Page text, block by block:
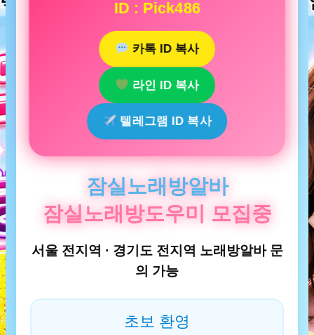
ID : Pick486
카톡 ID 복사
라인 ID 복사
텔레그램 ID 복사
잠실노래방알바
잠실노래방도우미 모집중
서울 전지역 · 경기도 전지역 노래방알바 문
의 가능
초보 환영